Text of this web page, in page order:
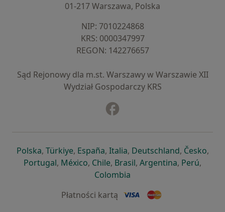
01-217 Warszawa, Polska
NIP: ⁠7010224868
KRS: ⁠0000347997
REGON: ⁠142276657
Sąd Rejonowy dla m.st. Warszawy w Warszawie XII
Wydział Gospodarczy KRS
Polskaotwiera się w nowej karcie
, Türkiyeotwiera się w nowej karcie
, Españaotwiera się w nowej karcie
, Italiaotwiera się w nowej
, Deutschlandotwiera się
, Česko,
Portugalotwiera się w nowej karcie
, Méxicootwiera się w nowej karcie
, Chileotwiera się w nowej karcie
, Brasilotwiera się w nowej
, Argentinaotwiera się
, Perú,
Colombia
Płatności kartą